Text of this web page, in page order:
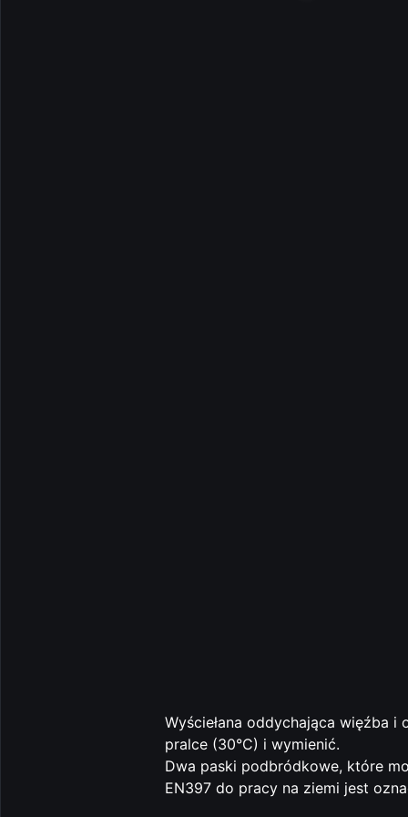
Wyściełana oddychająca więźba
pralce (30°C) i wymienić.
Dwa paski podbródkowe, które
EN397 do pracy na ziemi jest